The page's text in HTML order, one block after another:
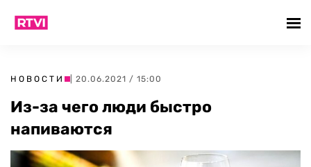
НОВОСТИ | 20.06.2021 / 15:00
Из-за чего люди быстро
напиваются